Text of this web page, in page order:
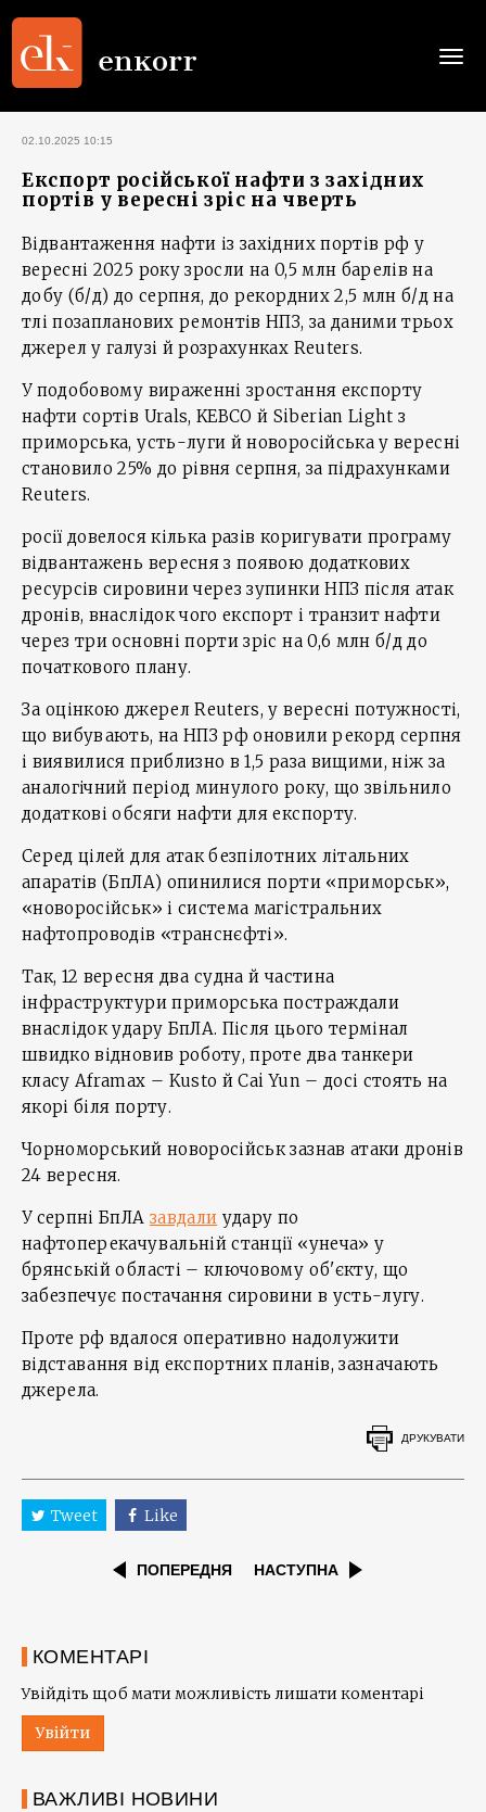
02.10.2025 10:15
Експорт російської нафти з західних
портів у вересні зріс на чверть
Відвантаження нафти із західних портів рф у
вересні 2025 року зросли на 0,5 млн барелів на
добу (б/д) до серпня, до рекордних 2,5 млн б/д на
тлі позапланових ремонтів НПЗ, за даними трьох
джерел у галузі й розрахунках Reuters.
У подобовому вираженні зростання експорту
нафти сортів Urals, KEBCO й Siberian Light з
приморська, усть-луги й новоросійська у вересні
становило 25% до рівня серпня, за підрахунками
Reuters.
росії довелося кілька разів коригувати програму
відвантажень вересня з появою додаткових
ресурсів сировини через зупинки НПЗ після атак
дронів, внаслідок чого експорт і транзит нафти
через три основні порти зріс на 0,6 млн б/д до
початкового плану.
За оцінкою джерел Reuters, у вересні потужності,
що вибувають, на НПЗ рф оновили рекорд серпня
і виявилися приблизно в 1,5 раза вищими, ніж за
аналогічний період минулого року, що звільнило
додаткові обсяги нафти для експорту.
Серед цілей для атак безпілотних літальних
апаратів (БпЛА) опинилися порти «приморськ»,
«новоросійськ» і система магістральних
нафтопроводів «транснєфті».
Так, 12 вересня два судна й частина
інфраструктури приморська постраждали
внаслідок удару БпЛА. Після цього термінал
швидко відновив роботу, проте два танкери
класу Aframax – Kusto й Cai Yun – досі стоять на
якорі біля порту.
Чорноморський новоросійськ зазнав атаки дронів
24 вересня.
У серпні БпЛА завдали удару по
нафтоперекачувальній станції «унеча» у
брянській області – ключовому об'єкту, що
забезпечує постачання сировини в усть-лугу.
Проте рф вдалося оперативно надолужити
відставання від експортних планів, зазначають
джерела.
ДРУКУВАТИ
Tweet Like
ПОПЕРЕДНЯ НАСТУПНА
КОМЕНТАРІ
Увійдіть щоб мати можливість лишати коментарі
Увійти
ВАЖЛИВІ НОВИНИ